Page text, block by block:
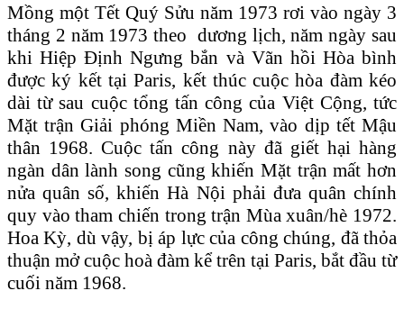
Mồng một Tết Quý Sửu năm 1973 rơi vào ngày 3
tháng 2 năm 1973 theo dương lịch, năm ngày sau
khi Hiệp Định Ngưng bắn và Vãn hồi Hòa bình
được ký kết tại Paris, kết thúc cuộc hòa đàm kéo
dài từ sau cuộc tổng tấn công của Việt Cộng, tức
Mặt trận Giải phóng Miền Nam, vào dịp tết Mậu
thân 1968. Cuộc tấn công này đã giết hại hàng
ngàn dân lành song cũng khiến Mặt trận mất hơn
nửa quân số, khiến Hà Nội phải đưa quân chính
quy vào tham chiến trong trận Mùa xuân/hè 1972.
Hoa Kỳ, dù vậy, bị áp lực của công chúng, đã thỏa
thuận mở cuộc hoà đàm kể trên tại Paris, bắt đầu từ
cuối năm 1968.